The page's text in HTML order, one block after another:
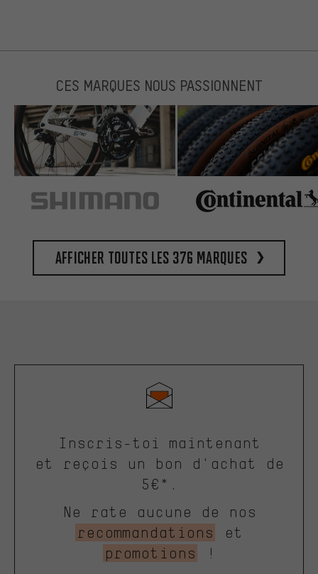
CES MARQUES NOUS PASSIONNENT
Afficher toutes les 376 marques
Inscris-toi maintenant
et reçois un bon d'achat de
5€*.
Ne rate aucune de nos
recommandations
et
promotions
!